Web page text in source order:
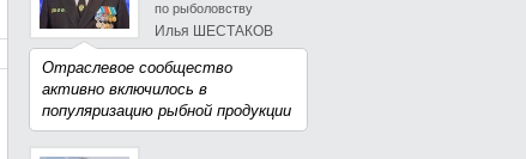
по рыболовству
Илья ШЕСТАКОВ
Отраслевое сообщество
активно включилось в
популяризацию рыбной продукции